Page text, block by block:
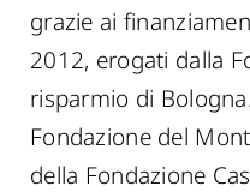
grazie ai
2012, erogati dalla
risparmio di
Fondazione del
della Fondazione